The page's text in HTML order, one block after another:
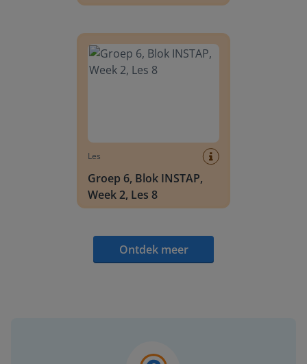
Les
Groep 6, Blok INSTAP,
Week 2, Les 8
Ontdek meer